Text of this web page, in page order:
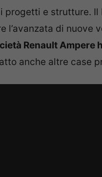
progetti e strutture.
l’avanzata di nuove
Renault Ampere
anche altre case